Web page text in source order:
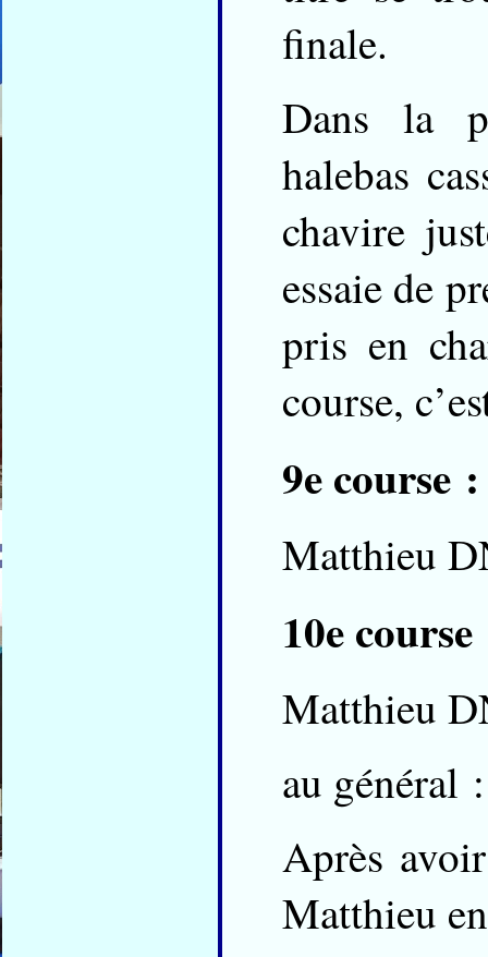
finale.
Dans la
halebas
chavire
essaie de
pris en
course,
9e course :
Matthieu
10e
Matthieu
au général
Après
Matthieu